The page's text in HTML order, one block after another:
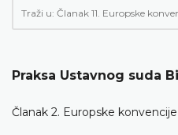
Praksa Ustavnog suda
Članak 2. Europske